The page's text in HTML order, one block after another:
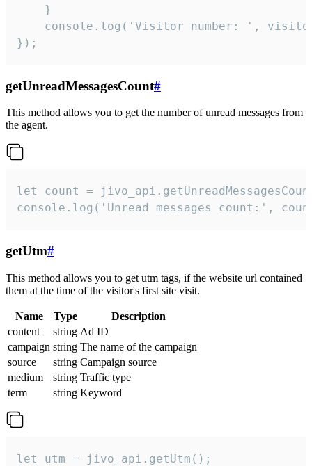
    }
console.log('Visitor number: ',
});
getUnreadMessagesCount#
This method allows you to get the number of unread messages from
the agent.
let count =
console.log('Unread messages count:',
getUtm#
This method allows you to get utm tags, if the website url contained
them at the time of the visitor's first site visit.
Name Type
Description
content
string Ad ID
campaign string The name of the campaign
source
string Campaign source
medium
string Traffic type
term
string Keyword
let utm = jivo_api.getUtm();